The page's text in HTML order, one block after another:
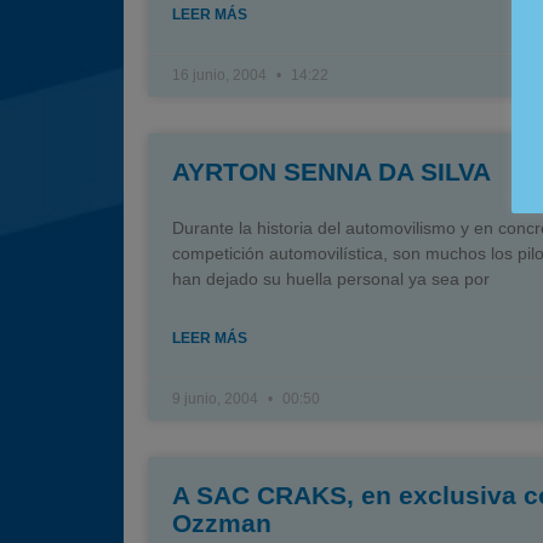
LEER MÁS
16 junio, 2004 14:22
AYRTON SENNA DA SILVA
Durante la historia del automovilismo y en
competición automovilística, son muchos los
han dejado su huella personal ya sea por
LEER MÁS
9 junio, 2004 00:50
A SAC CRAKS, en exclusiva
Ozzman